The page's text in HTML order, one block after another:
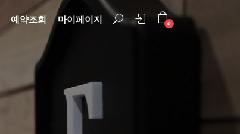
0
예약조회 마이페이지